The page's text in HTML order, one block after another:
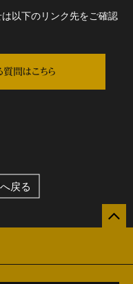
以下のリンク先をご確認
質問はこちら
戻る